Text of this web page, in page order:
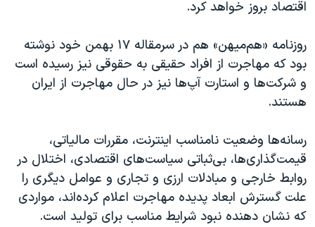
اقتصاد بروز خواهد کرد.
روزنامه «هم‌میهن» هم در سرمقاله ۱۷ بهمن خود نوشته
بود که مهاجرت از افراد حقیقی به حقوقی نیز رسیده است
و شرکت‌ها و استارت‌ آپ‌ها نیز در حال مهاجرت از ایران
هستند.
رسانه‌ها وضعیت نامناسب اینترنت، مقررات مالیاتی،
قیمت‌گذاری‌ها، بی‌ثباتی سیاست‌های اقتصادی، اختلال در
روابط خارجی و مبادلات ارزی و تجاری و عوامل دیگری را
علت گسترش ابعاد پدیده مهاجرت اعلام کرده‌اند، مواردی
که نشان دهنده نبود شرایط مناسب برای تولید است.